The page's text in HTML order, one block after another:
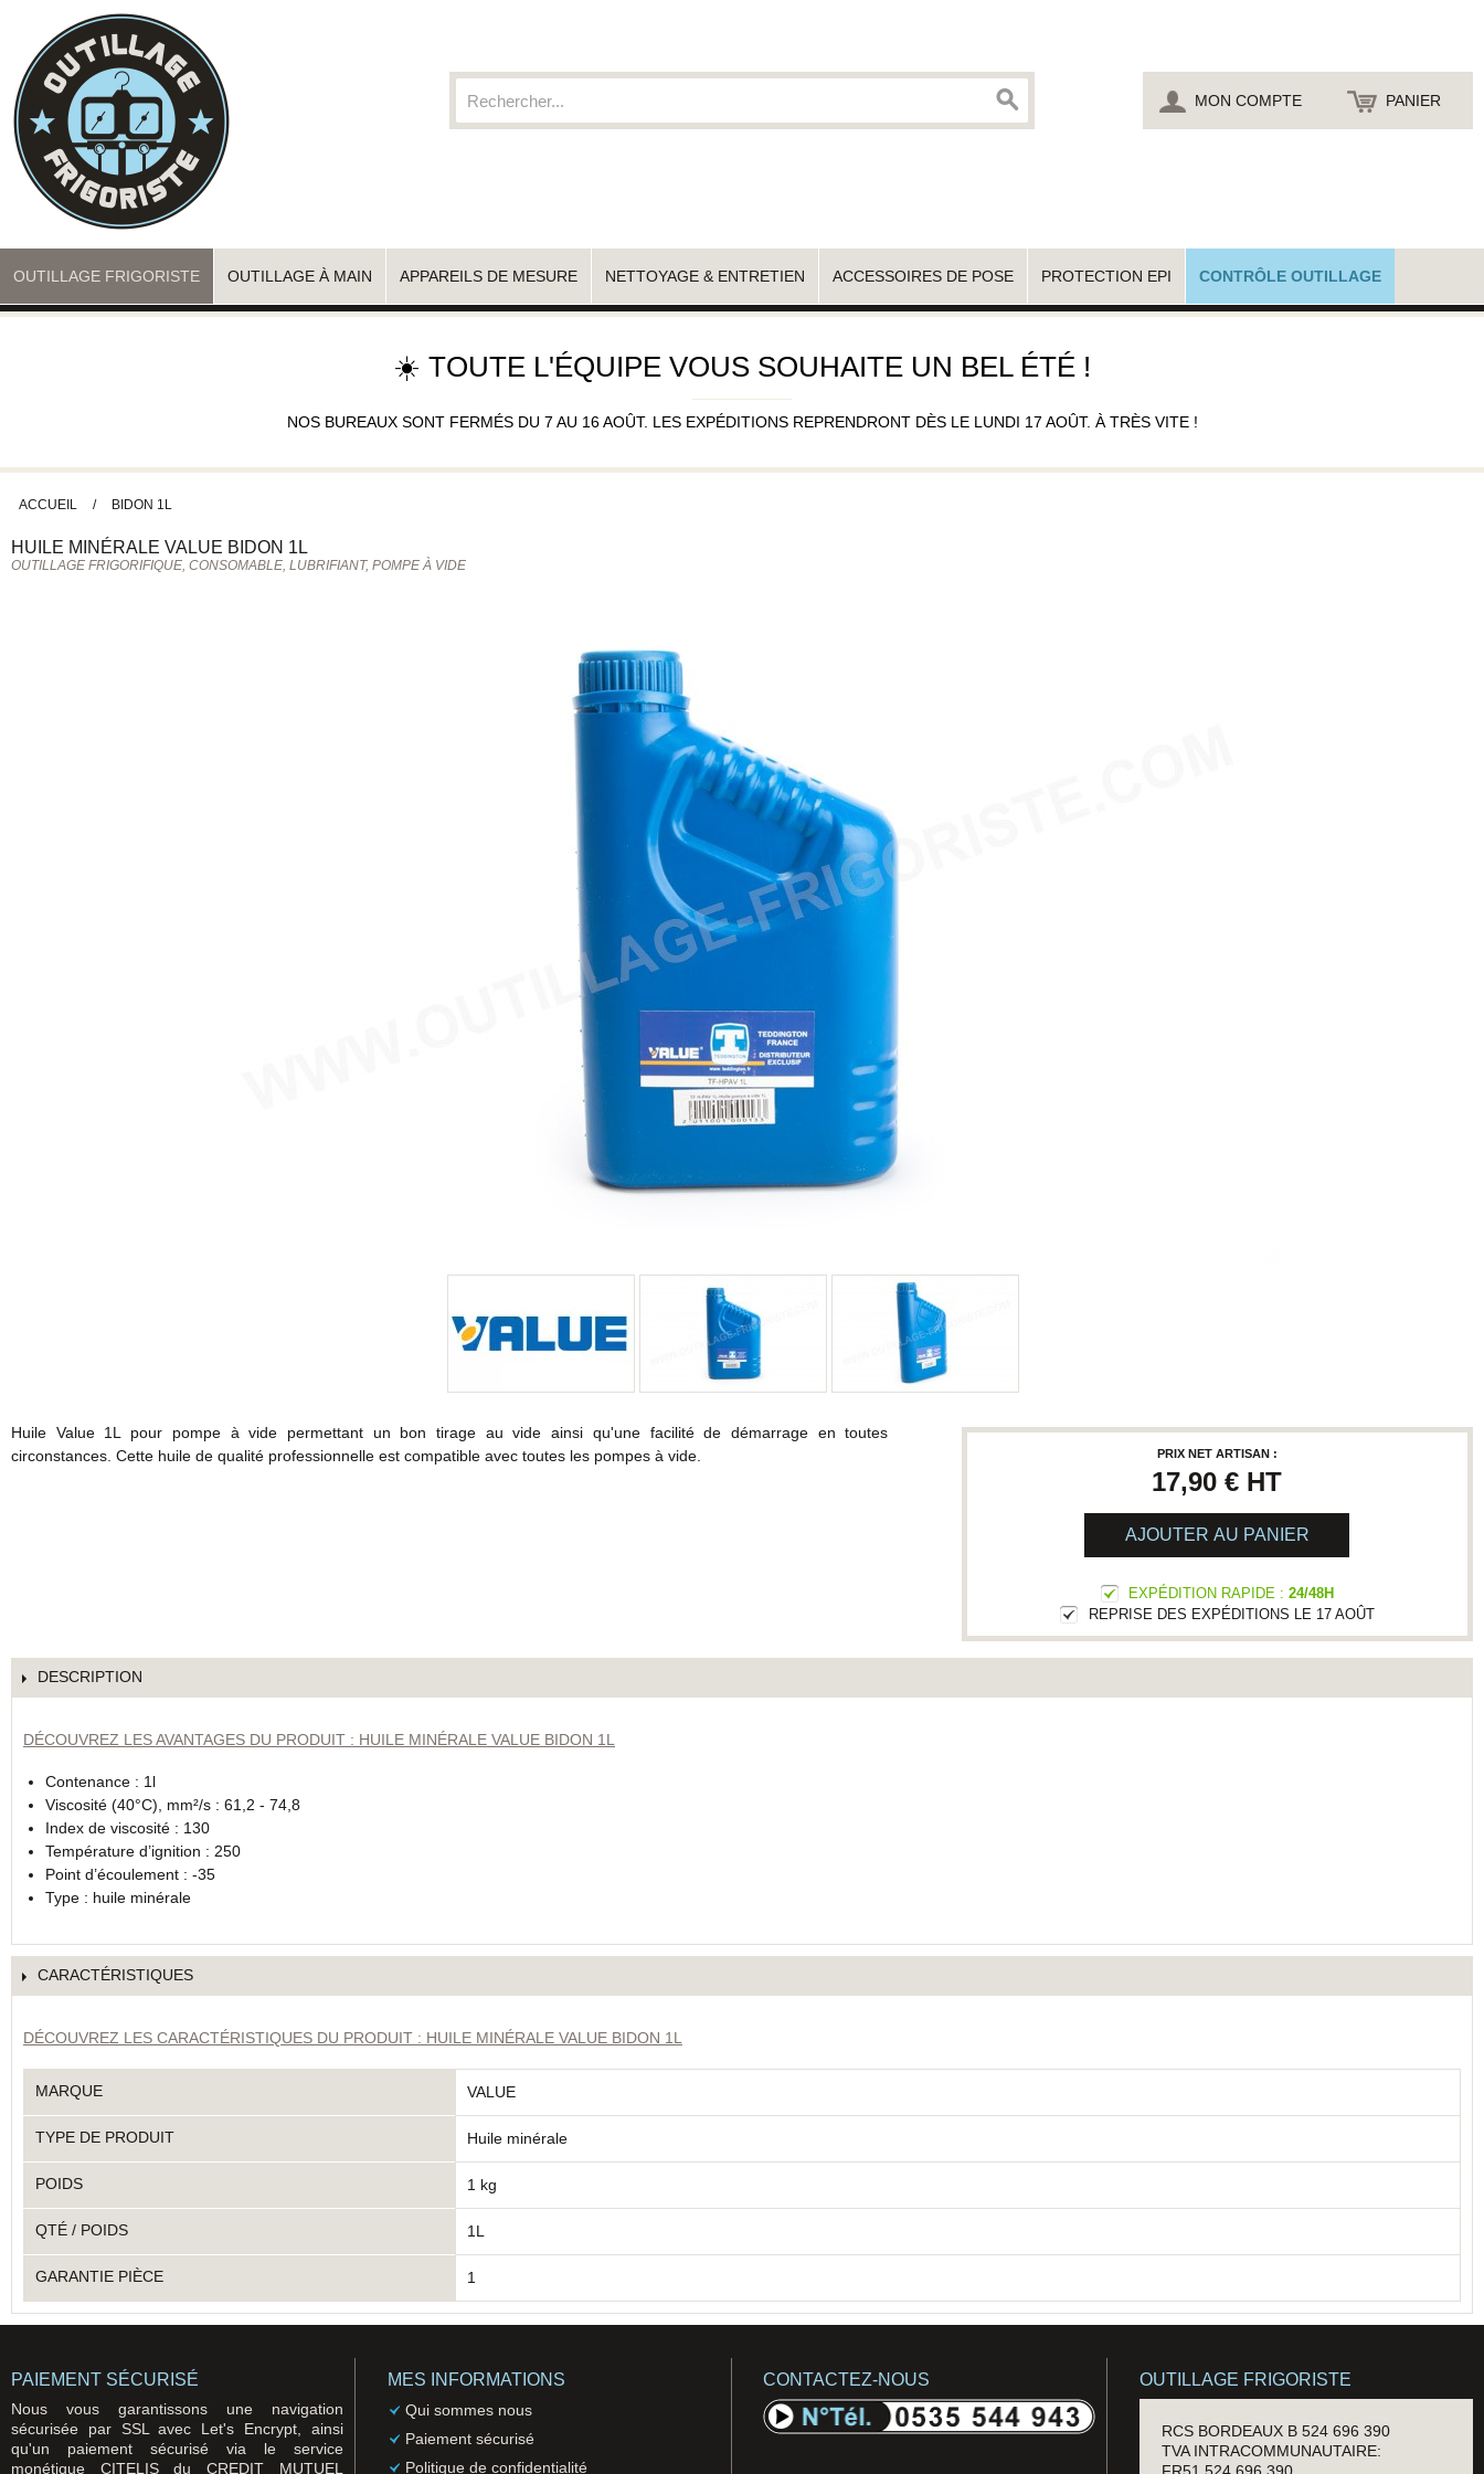
MON COMPTE PANIER
OUTILLAGE FRIGORISTE OUTILLAGE À MAIN APPAREILS DE MESURE NETTOYAGE & ENTRETIEN ACCESSOIRES DE POSE PROTECTION EPI CONTRÔLE OUTILLAGE
☀️ TOUTE L'ÉQUIPE VOUS SOUHAITE UN BEL ÉTÉ !
NOS BUREAUX SONT FERMÉS DU 7 AU 16 AOÛT. LES EXPÉDITIONS REPRENDRONT DÈS LE LUNDI 17 AOÛT. À TRÈS VITE !
ACCUEIL / BIDON 1L
HUILE MINÉRALE VALUE BIDON 1L
OUTILLAGE FRIGORIFIQUE, CONSOMABLE, LUBRIFIANT, POMPE À VIDE
Huile Value 1L pour pompe à vide permettant un bon tirage au vide ainsi qu'une facilité de démarrage en toutes
circonstances. Cette huile de qualité professionnelle est compatible avec toutes les pompes à vide.
PRIX NET ARTISAN :
17,90 € HT
AJOUTER AU PANIER
EXPÉDITION RAPIDE :24/48H
REPRISE DES EXPÉDITIONS LE 17 AOÛT
DESCRIPTION
DÉCOUVREZ LES AVANTAGES DU PRODUIT : HUILE MINÉRALE VALUE BIDON 1L
Contenance : 1l
Viscosité (40°C), mm²/s : 61,2 - 74,8
Index de viscosité : 130
Température d’ignition : 250
Point d’écoulement : -35
Type : huile minérale
CARACTÉRISTIQUES
DÉCOUVREZ LES CARACTÉRISTIQUES DU PRODUIT : HUILE MINÉRALE VALUE BIDON 1L
MARQUE VALUE
TYPE DE PRODUIT Huile minérale
POIDS 1 kg
QTÉ / POIDS 1L
GARANTIE PIÈCE 1
PAIEMENT SÉCURISÉ
Nous vous garantissons une navigation
sécurisée par SSL avec Let's Encrypt, ainsi
qu'un paiement sécurisé via le service
monétique CITELIS du CREDIT MUTUEL
MES INFORMATIONS
Qui sommes nous
Paiement sécurisé
Politique de confidentialité
CONTACTEZ-NOUS OUTILLAGE FRIGORISTE
RCS BORDEAUX B 524 696 390
TVA INTRACOMMUNAUTAIRE: